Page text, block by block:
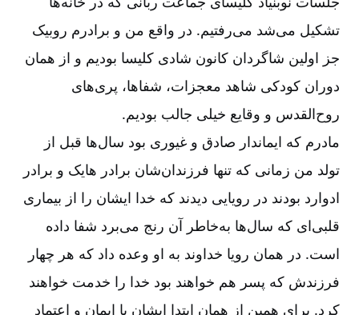
تشکیل می‌‌شد می‌‌رفتیم. در واقع من و برادرم روبیک
جز اولین شاگردان کانون شادی کلیسا بودیم و از همان
دوران کودکی شاهد معجزات، شفاها، پری‌‌های
روح‌‌القدس و وقایع خیلی جالب بودیم.
مادرم که ایماندار صادق و غیوری بود سال‌‌ها قبل از
تولد من زمانی که تنها فرزندان‌‌شان برادر هایک و برادر
ادوارد بودند در رویایی دیدند که خدا ایشان را از بیماری
قلبی‌‌ای که سال‌‌ها به‌‌خاطر آن رنج می‌‌برد شفا داده
است. در همان رویا خداوند به او وعده داد که هر چهار
فرزندش که پسر هم خواهند بود خدا را خدمت خواهند
کرد. برای همین از همان ابتدا ایشان با ایمان و اعتماد